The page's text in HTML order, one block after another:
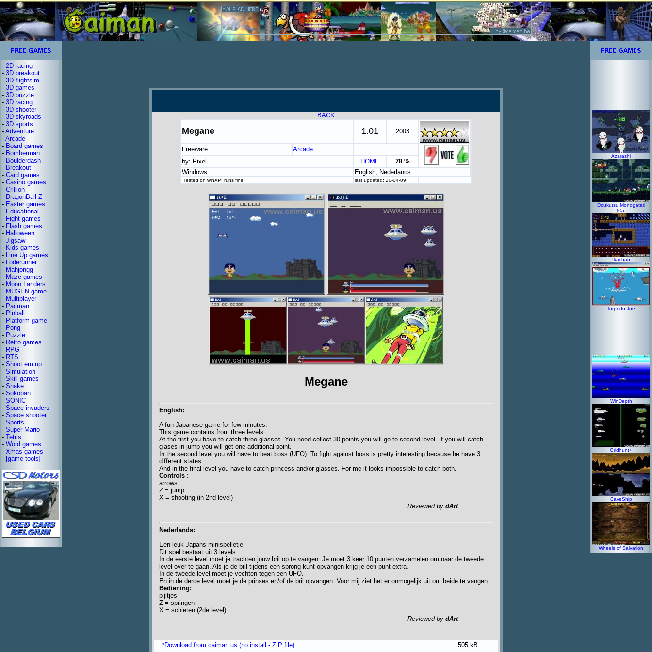
- 2D racing
- 3D breakout
- 3D flightsim
- 3D games
- 3D puzzle
- 3D racing
- 3D shooter
- 3D skyroads
- 3D sports
- Adventure
- Arcade
- Board games
- Bomberman
- Boulderdash
- Breakout
- Card games
- Casino games
- Crillion
- DragonBall Z
- Easter games
- Educational
- Fight games
- Flash games
- Halloween
- Jigsaw
- Kids games
- Line Up games
- Loderunner
- Mahjongg
- Maze games
- Moon Landers
- MUGEN game
- Multiplayer
- Pacman
- Pinball
- Platform game
- Pong
- Puzzle
- Retro games
- RPG
- RTS
- Shoot em up
- Simulation
- Skill games
- Snake
- Sokoban
- SONIC
- Space invaders
- Space shooter
- Sports
- Super Mario
- Tetris
- Word games
- Xmas games
- [game tools]
BACK
Megane 1.01 2003
Freeware
Arcade
by: Pixel
HOME
78 %
Windows
English, Nederlands
Tested on winXP: runs fine last updated: 20-04-09
Megane
English:
A fun Japanese game for few minutes.
This game contains from three levels
At the first you have to catch three glasses. You need collect 30 points you will go to second level. If you will catch
glases in jump you will get one additional point.
In the second level you will have to beat boss (UFO). To fight against boss is pretty interesting because he have 3
different states.
And in the final level you have to catch princess and/or glasses. For me it looks impossible to catch both.
Controls :
arrows
Z = jump
X = shooting (in 2nd level)
Reviewed by dArt
Nederlands:
Een leuk Japans minispelletje
Dit spel bestaat uit 3 levels.
In de eerste level moet je trachten jouw bril op te vangen. Je moet 3 keer 10 punten verzamelen om naar de tweede
level over te gaan. Als je de bril tijdens een sprong kunt opvangen krijg je een punt extra.
In de tweede level moet je vechten tegen een UFO.
En in de derde level moet je de prinses en/of de bril opvangen. Voor mij ziet het er onmogelijk uit om beide te vangen.
Bediening:
pijltjes
Z = springen
X = schieten (2de level)
Reviewed by dArt
*Download from caiman.us (no install - ZIP file) 505 kB
Azarashi
Doukutsu Monogatari
(Ca.
Ikachan
Torpedo Joe
WinDepth
Gridhunt+
CaveShip
Wheels of Salvation